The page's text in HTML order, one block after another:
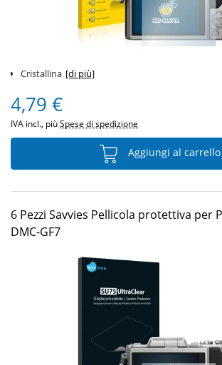
Cristallina [di più]
4,79 €
IVA incl., piùSpese di spedizione
Aggiungi al carrello
6 Pezzi Savvies Pellicola protettiva per
DMC-GF7